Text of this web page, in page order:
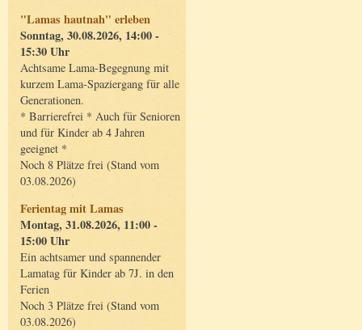
"Lamas hautnah" erleben
Sonntag, 30.08.2026, 14:00 -
15:30 Uhr
Achtsame Lama-Begegnung mit
kurzem Lama-Spaziergang für alle
Generationen.
* Barrierefrei * Auch für Senioren
und für Kinder ab 4 Jahren
geeignet *
Noch 8 Plätze frei (Stand vom
03.08.2026)
Ferientag mit Lamas
Montag, 31.08.2026, 11:00 -
15:00 Uhr
Ein achtsamer und spannender
Lamatag für Kinder ab 7J. in den
Ferien
Noch 3 Plätze frei (Stand vom
03.08.2026)